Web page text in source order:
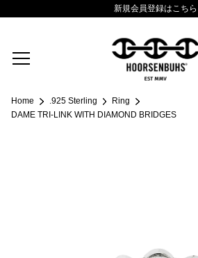
.925 Sterling
新規会員登録はこちら
Home .925 Sterling
Ring
DAME TRI-LINK WITH DIAMOND BRIDGES